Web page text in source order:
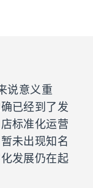
说意义重
已经到了发
标准化运营
未出现知名
发展仍在起